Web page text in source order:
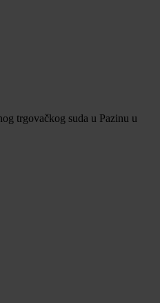
trgovačkog suda u Pazinu u